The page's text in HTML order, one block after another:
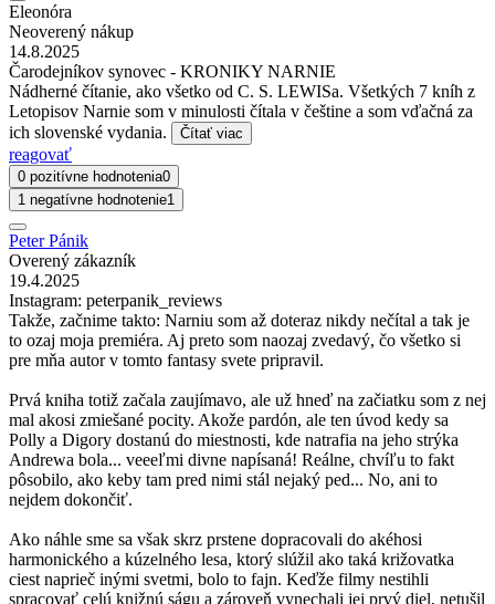
Eleonóra
Neoverený nákup
14.8.2025
Čarodejníkov synovec - KRONIKY NARNIE
Nádherné čítanie, ako všetko od C. S. LEWISa. Všetkých 7 kníh z
Letopisov Narnie som v minulosti čítala v češtine a som vďačná za
ich slovenské vydania.
Čítať viac
reagovať
0 pozitívne hodnotenia0
1 negatívne hodnotenie1
Peter Pánik
Overený zákazník
19.4.2025
Instagram: peterpanik_reviews
Takže, začnime takto: Narniu som až doteraz nikdy nečítal a tak je
to ozaj moja premiéra. Aj preto som naozaj zvedavý, čo všetko si
pre mňa autor v tomto fantasy svete pripravil.
Prvá kniha totiž začala zaujímavo, ale už hneď na začiatku som z nej
mal akosi zmiešané pocity. Akože pardón, ale ten úvod kedy sa
Polly a Digory dostanú do miestnosti, kde natrafia na jeho strýka
Andrewa bola... veeeľmi divne napísaná! Reálne, chvíľu to fakt
pôsobilo, ako keby tam pred nimi stál nejaký ped... No, ani to
nejdem dokončiť.
Ako náhle sme sa však skrz prstene dopracovali do akéhosi
harmonického a kúzelného lesa, ktorý slúžil ako taká križovatka
ciest naprieč inými svetmi, bolo to fajn. Keďže filmy nestihli
spracovať celú knižnú ságu a zároveň vynechali jej prvý diel, netušil